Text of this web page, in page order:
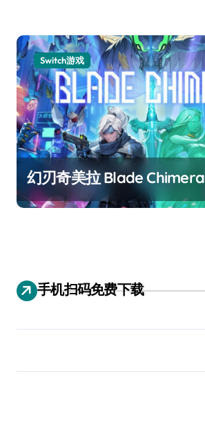
Switch游戏
幻刃奇美拉 Blade Chimera
手机扫码免费下载